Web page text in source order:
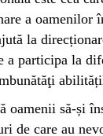
a oamenilor
la
a participa la
oamenii să-și
de care au